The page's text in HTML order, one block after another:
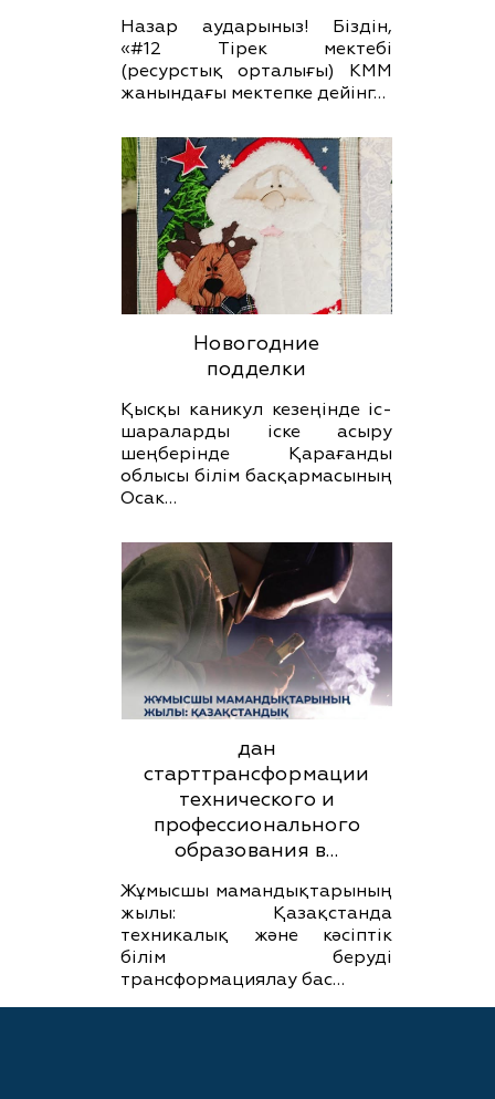
Назар аударыныз! Біздін,
«#12 Тірек мектебі
(ресурстық орталығы) КММ
жанындағы мектепке дейінг…
Новогодние
подделки
Қысқы каникул кезеңінде іс-
шараларды іске асыру
шеңберінде Қарағанды
облысы білім басқармасының
Осак…
дан
старттрансформации
технического и
профессионального
образования в…
Жұмысшы мамандықтарының
жылы: Қазақстанда
техникалық және кәсіптік
білім беруді
трансформациялау бас…